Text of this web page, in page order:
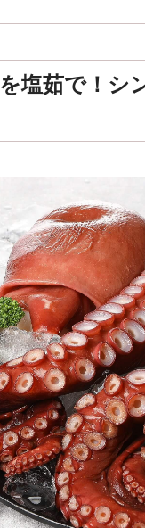
を塩茹で！